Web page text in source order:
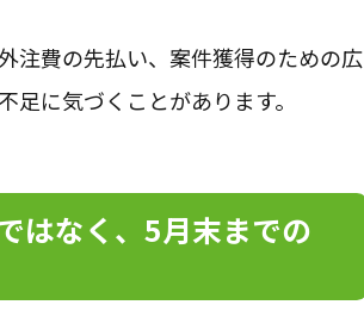
注費の先払い、案件獲得のための広
に気づくことがあります。
はなく、5月末までの